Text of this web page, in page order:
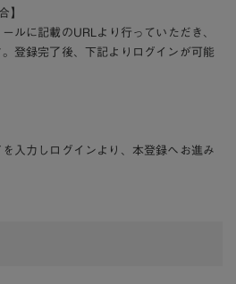
】
ルに記載のURLより行っていただき、
登録完了後、下記よりログインが可能
入力しログインより、本登録へお進み